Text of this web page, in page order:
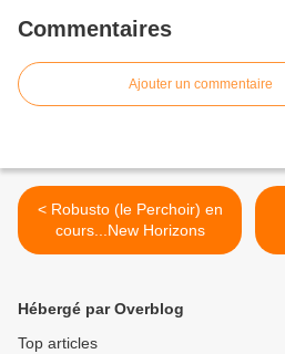
Commentaires
Ajouter un commentaire
< Robusto (le Perchoir) en
cours...New Horizons
Hébergé par Overblog
Top articles